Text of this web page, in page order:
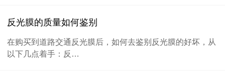
反光膜的质量如何鉴别
在购买到道路交通反光膜后，如何去鉴别反光膜的好坏，从
以下几点着手：反…